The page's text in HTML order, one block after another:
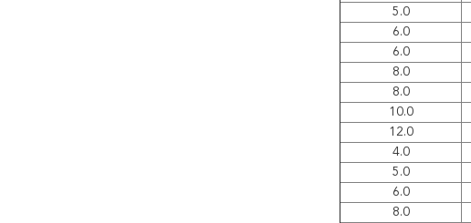
5.0
6.0
6.0
8.0
8.0
10.0
12.0
4.0
5.0
6.0
8.0